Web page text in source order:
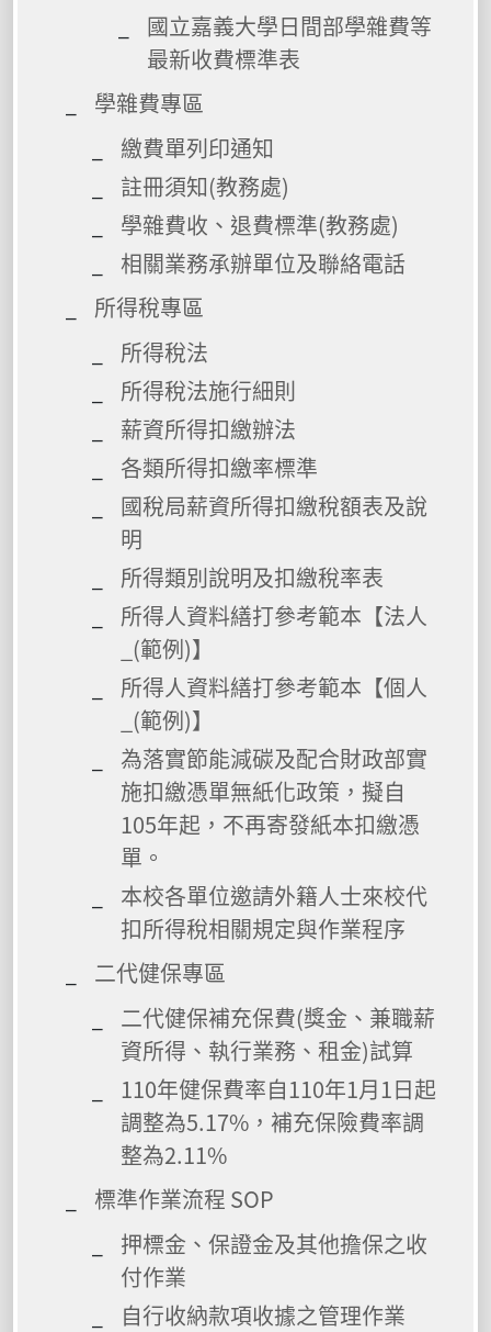
國立嘉義大學日間部學雜費等
最新收費標準表
學雜費專區
繳費單列印通知
註冊須知(教務處)
學雜費收、退費標準(教務處)
相關業務承辦單位及聯絡電話
所得稅專區
所得稅法
所得稅法施行細則
薪資所得扣繳辦法
各類所得扣繳率標準
國稅局薪資所得扣繳稅額表及說
明
所得類別說明及扣繳稅率表
所得人資料繕打參考範本【法人
_(範例)】
所得人資料繕打參考範本【個人
_(範例)】
為落實節能減碳及配合財政部實
施扣繳憑單無紙化政策，擬自
105年起，不再寄發紙本扣繳憑
單。
本校各單位邀請外籍人士來校代
扣所得稅相關規定與作業程序
二代健保專區
二代健保補充保費(獎金、兼職薪
資所得、執行業務、租金)試算
110年健保費率自110年1月1日起
調整為5.17%，補充保險費率調
整為2.11%
標準作業流程 SOP
押標金、保證金及其他擔保之收
付作業
自行收納款項收據之管理作業